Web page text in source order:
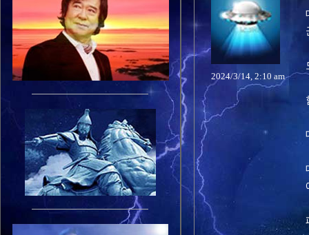
2024/3/14, 2:10 am